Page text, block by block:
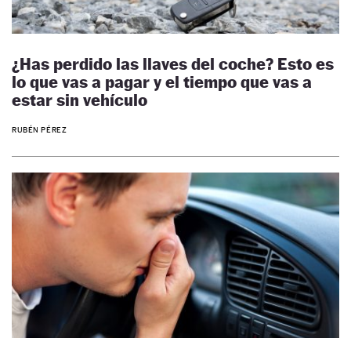
¿Has perdido las llaves del coche? Esto es
lo que vas a pagar y el tiempo que vas a
estar sin vehículo
RUBÉN PÉREZ